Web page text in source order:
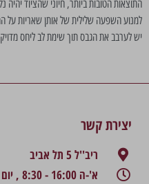
התוצאות הטובות ביותר, חיוני שהציוד
למנוע השפעה שלילית של אותן שאריות על
יש לערבב את הגבס תוך שימת לב ליחס
יצירת קשר
ריב''ל 5 תל אביב
א'-ה 16:00 - 8:30 , יום שישי סגור